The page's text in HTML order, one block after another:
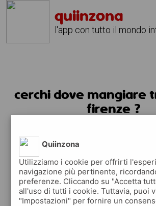
quiinzona
l'app con tutto il mondo
cerchi dove mangiare
firenze ?
Quiinzona
Utilizziamo i cookie per offrirti
navigazione più pertinente,
preferenze. Cliccando su "Accetta
all'uso di tutti i cookie. Tuttavia, puoi
"Impostazioni" per fornire un